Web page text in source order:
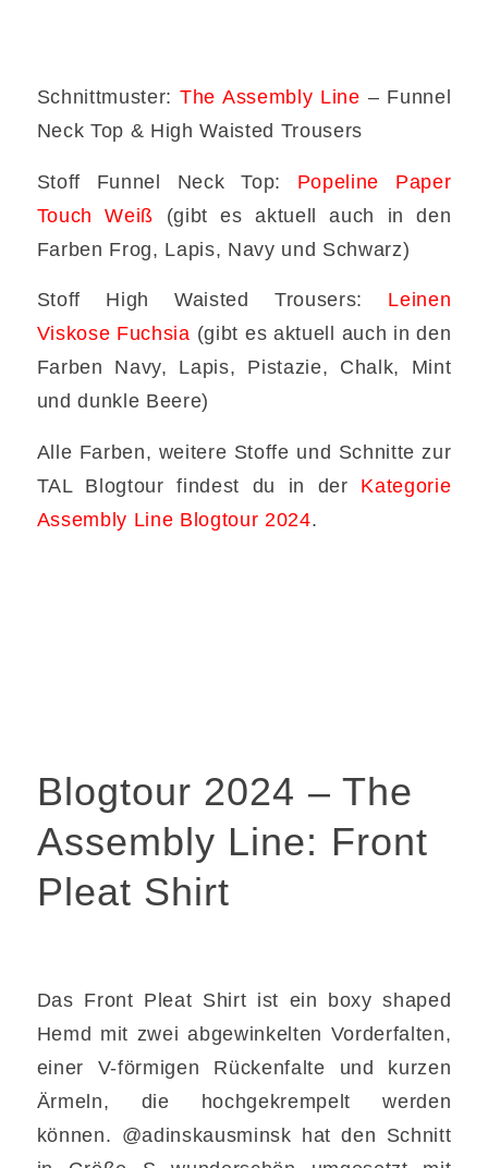
Schnittmuster: The Assembly Line – Funnel
Neck Top & High Waisted Trousers
Stoff Funnel Neck Top: Popeline Paper
Touch Weiß (gibt es aktuell auch in den
Farben Frog, Lapis, Navy und Schwarz)
Stoff High Waisted Trousers: Leinen
Viskose Fuchsia (gibt es aktuell auch in den
Farben Navy, Lapis, Pistazie, Chalk, Mint
und dunkle Beere)
Alle Farben, weitere Stoffe und Schnitte zur
TAL Blogtour findest du in der Kategorie
Assembly Line Blogtour 2024.
Blogtour 2024 – The
Assembly Line: Front
Pleat Shirt
Das Front Pleat Shirt ist ein boxy shaped
Hemd mit zwei abgewinkelten Vorderfalten,
einer V-förmigen Rückenfalte und kurzen
Ärmeln, die hochgekrempelt werden
können. @adinskausminsk hat den Schnitt